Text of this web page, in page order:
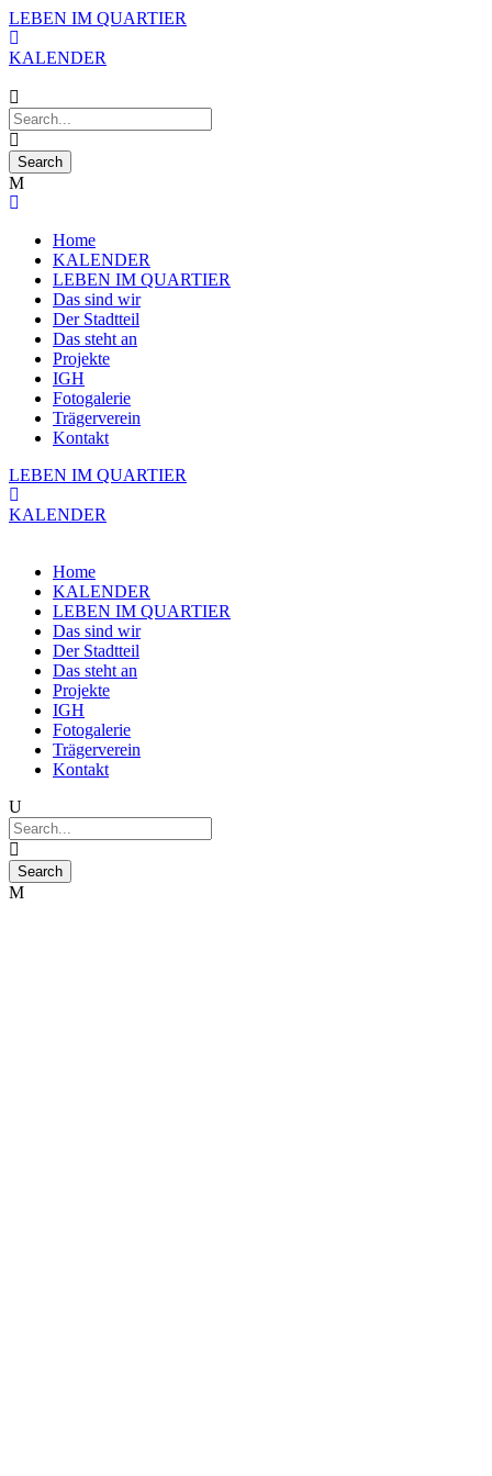
LEBEN IM QUARTIER
KALENDER
Home
KALENDER
LEBEN IM QUARTIER
Das sind wir
Der Stadtteil
Das steht an
Projekte
IGH
Fotogalerie
Trägerverein
Kontakt
LEBEN IM QUARTIER
KALENDER
Home
KALENDER
LEBEN IM QUARTIER
Das sind wir
Der Stadtteil
Das steht an
Projekte
IGH
Fotogalerie
Trägerverein
Kontakt